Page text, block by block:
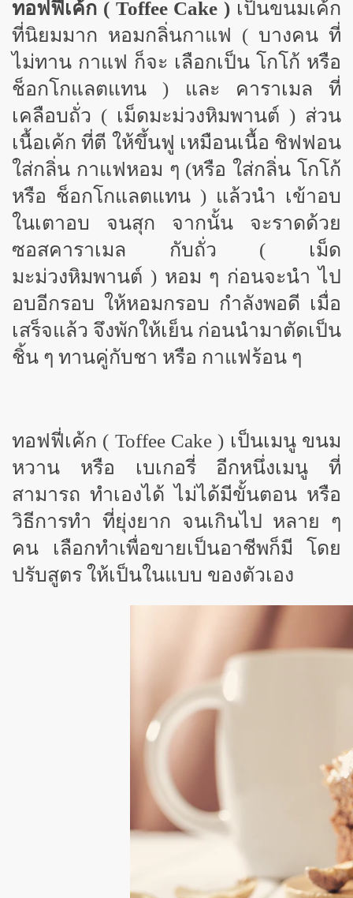
ทอฟฟี่เค้ก ( Toffee Cake ) เป็นขนมเค้ก
ที่นิยมมาก หอมกลิ่นกาแฟ ( บางคน ที่
ไม่ทาน กาแฟ ก็จะ เลือกเป็น โกโก้ หรือ
ช็อกโกแลตแทน ) และ คาราเมล ที่
เคลือบถั่ว ( เม็ดมะม่วงหิมพานต์ ) ส่วน
เนื้อเค้ก ที่ตี ให้ขึ้นฟู เหมือนเนื้อ ชิฟฟอน
ใส่กลิ่น กาแฟหอม ๆ (หรือ ใส่กลิ่น โกโก้
หรือ ช็อกโกแลตแทน ) แล้วนำ เข้าอบ
ในเตาอบ จนสุก จากนั้น จะราดด้วย
ซอสคาราเมล กับถั่ว ( เม็ด
มะม่วงหิมพานต์ ) หอม ๆ ก่อนจะนำ ไป
อบอีกรอบ ให้หอมกรอบ กำลังพอดี เมื่อ
เสร็จแล้ว จึงพักให้เย็น ก่อนนำมาตัดเป็น
ชิ้น ๆ ทานคู่กับชา หรือ กาแฟร้อน ๆ
ทอฟฟี่เค้ก ( Toffee Cake ) เป็นเมนู ขนม
หวาน หรือ เบเกอรี่ อีกหนึ่งเมนู ที่
สามารถ ทำเองได้ ไม่ได้มีขั้นตอน หรือ
วิธีการทำ ที่ยุ่งยาก จนเกินไป หลาย ๆ
คน เลือกทำเพื่อขายเป็นอาชีพก็มี โดย
ปรับสูตร ให้เป็นในแบบ ของตัวเอง